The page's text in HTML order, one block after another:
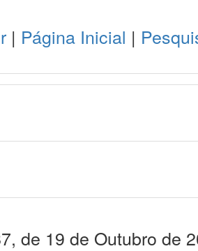
| Página Inicial |
de 19 de Outubro de